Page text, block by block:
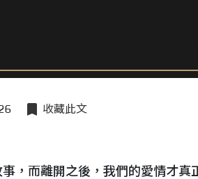
收藏此文
，而離開之後，我們的愛情才真